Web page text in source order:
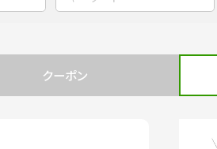
クーポン